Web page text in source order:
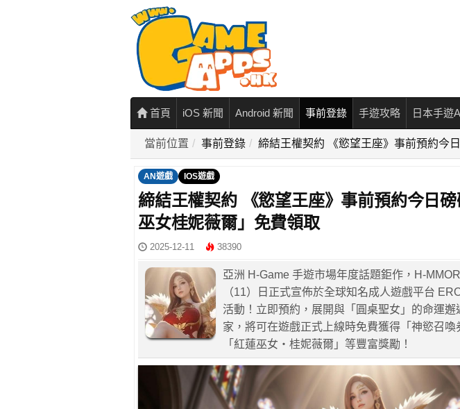
首頁 iOS 新聞 Android 新聞 事前登錄 手遊攻略 日本手遊
當前位置 事前登錄 締結王權契約 《慾望王座》事前預約今
AN遊戲 IOS遊戲
締結王權契約 《慾望王座》事前預約今日
巫女桂妮薇爾」免費領取
2025-12-11 38390
亞洲 H-Game 手遊市場年度話題鉅作，H-
（11）日正式宣佈於全球知名成人遊戲平台
活動！立即預約，展開與「圓桌聖女」的命運
家，將可在遊戲正式上線時免費獲得「神慾召
「紅蓮巫女・桂妮薇爾」等豐富獎勵！